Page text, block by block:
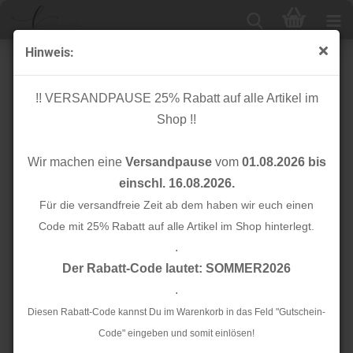
Hinweis:
!! VERSANDPAUSE 25% Rabatt auf alle Artikel im
Shop !!
Wir machen eine Versandpausevom 01.08.2026 bis
einschl. 16.08.2026.
Für die versandfreie Zeit ab dem haben wir euch einen
Code mit 25% Rabatt auf alle Artikel im Shop hinterlegt.
.
Der Rabatt-Code lautet: SOMMER2026
.
Diesen Rabatt-Code kannst Du im Warenkorb in das Feld "Gutschein-
Code" eingeben und somit einlösen!
Musselin - Stepper - Sternchen - rosa